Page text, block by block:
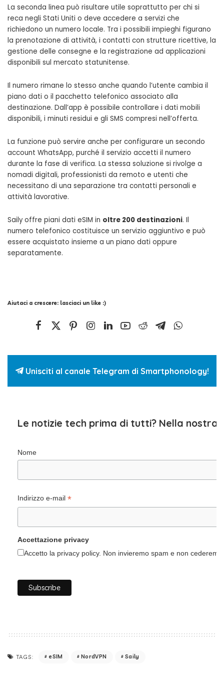
La seconda linea può risultare utile soprattutto per chi si
reca negli Stati Uniti o deve accedere a servizi che
richiedono un numero locale. Tra i possibili impieghi figurano
la prenotazione di attività, i contatti con strutture ricettive, la
gestione delle consegne e la registrazione ad applicazioni
disponibili sul mercato statunitense.
Il numero rimane lo stesso anche quando l’utente cambia il
piano dati o il pacchetto telefonico associato alla
destinazione. Dall’app è possibile controllare i dati mobili
disponibili, i minuti residui e gli SMS compresi nell’offerta.
La funzione può servire anche per configurare un secondo
account WhatsApp, purché il servizio accetti il numero
durante la fase di verifica. La stessa soluzione si rivolge a
nomadi digitali, professionisti da remoto e utenti che
necessitano di una separazione tra contatti personali e
attività lavorative.
Saily offre piani dati eSIM in oltre 200 destinazioni. Il
numero telefonico costituisce un servizio aggiuntivo e può
essere acquistato insieme a un piano dati oppure
separatamente.
Aiutaci a crescere: lasciaci un like :)
Unisciti al canale Telegram di Smartphonology!
Le notizie tech prima di tutti? Nella nostra
Nome
Indirizzo e-mail *
Accettazione privacy
Accetto la privacy policy. Non invieremo spam e non
TAGS: eSIM NordVPN Saily